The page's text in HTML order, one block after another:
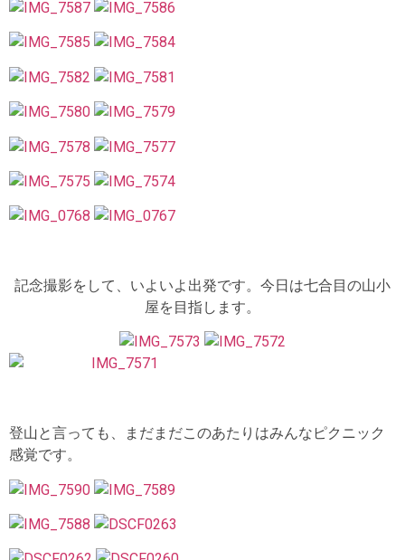
記念撮影をして、いよいよ出発です。今日は七合目の山小
屋を目指します。
登山と言っても、まだまだこのあたりはみんなピクニック
感覚です。